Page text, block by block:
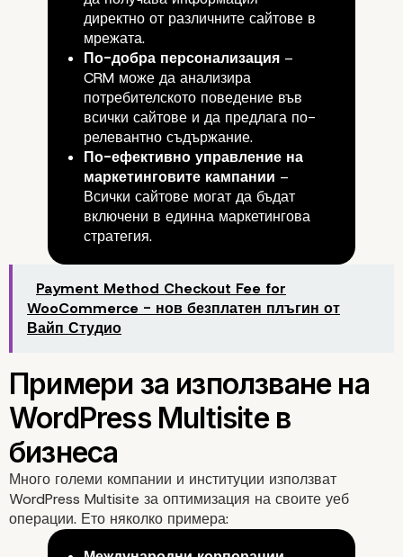
WordPress Multisite и
интеграция с CRM
директно от различните сайтове в
мрежата.
По-добра персонализация–
CRM може да анализира
потребителското поведение във
всички сайтове и да предлага по-
релевантно съдържание.
По-ефективно управление на
маркетинговите кампании –
Всички сайтове могат да бъдат
включени в единна маркетингова
стратегия.
Payment Method Checkout Fee for
WooCommerce - нов безплатен плъгин от
Вайп Студио
Много големи компании и институции използват
WordPress Multisite за оптимизация на своите уеб
операции. Ето няколко примера: